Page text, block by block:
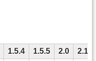
1.5.4 1.5.5 2.0
2.1